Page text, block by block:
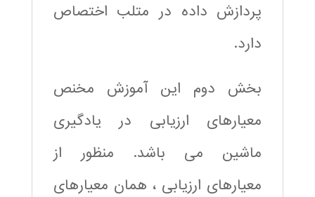
پردازش داده در متلب اختصاص
دارد.
بخش دوم این آموزش مخنص
معیارهای ارزیابی در یادگیری
ماشین می باشد. منظور از
معیارهای ارزیابی ، همان معیارهای